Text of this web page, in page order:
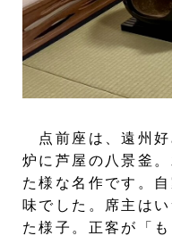
点前座は、遠州好
炉に芦屋の八景釜
た様な名作です。
味でした。席主は
た様子。正客が「